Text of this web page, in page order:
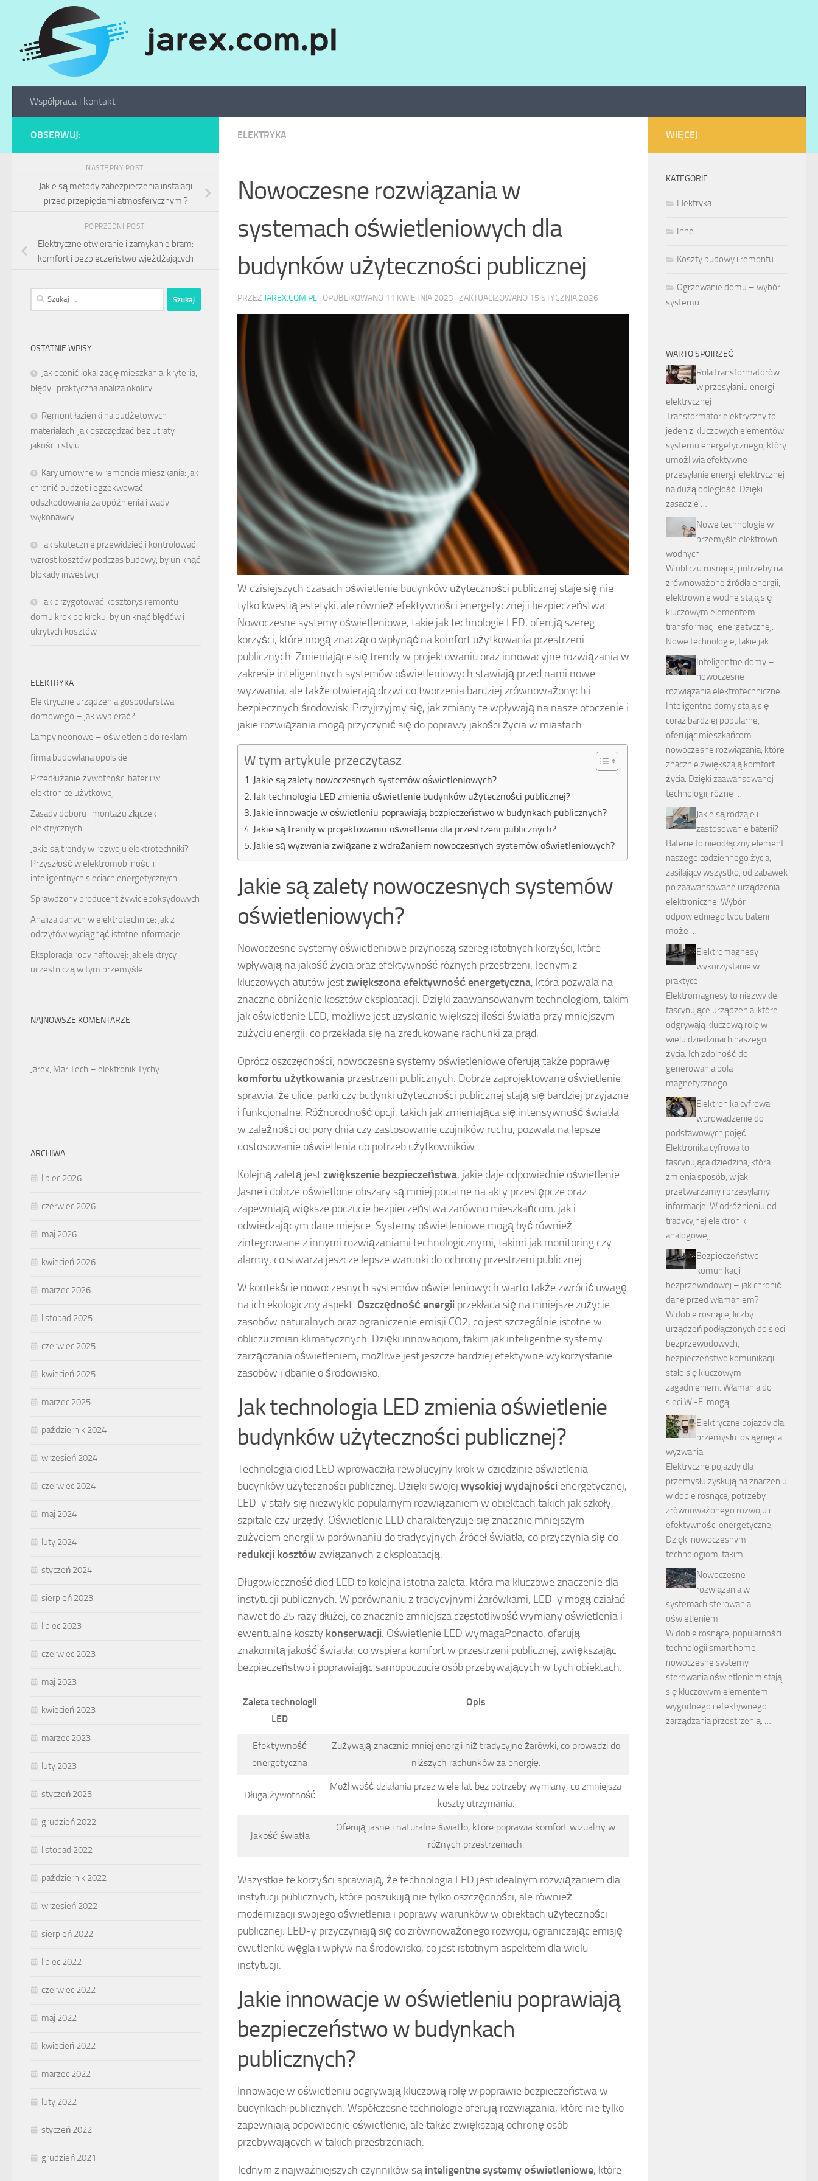
Skip to content
Współpraca i kontakt
ELEKTRYKA
Nowoczesne rozwiązania w
systemach oświetleniowych dla
budynków użyteczności publicznej
PRZEZ JAREX.COM.PL · OPUBLIKOWANO 11 KWIETNIA 2023 · ZAKTUALIZOWANO 15 STYCZNIA 2026
W dzisiejszych czasach oświetlenie budynków użyteczności publicznej staje się nie
tylko kwestią estetyki, ale również efektywności energetycznej i bezpieczeństwa.
Nowoczesne systemy oświetleniowe, takie jak technologie LED, oferują szereg
korzyści, które mogą znacząco wpłynąć na komfort użytkowania przestrzeni
publicznych. Zmieniające się trendy w projektowaniu oraz innowacyjne rozwiązania w
zakresie inteligentnych systemów oświetleniowych stawiają przed nami nowe
wyzwania, ale także otwierają drzwi do tworzenia bardziej zrównoważonych i
bezpiecznych środowisk. Przyjrzyjmy się, jak zmiany te wpływają na nasze otoczenie i
jakie rozwiązania mogą przyczynić się do poprawy jakości życia w miastach.
W tym artykule przeczytasz
Jakie są zalety nowoczesnych systemów oświetleniowych?
Jak technologia LED zmienia oświetlenie budynków użyteczności publicznej?
Jakie innowacje w oświetleniu poprawiają bezpieczeństwo w budynkach publicznych?
Jakie są trendy w projektowaniu oświetlenia dla przestrzeni publicznych?
Jakie są wyzwania związane z wdrażaniem nowoczesnych systemów oświetleniowych?
Jakie są zalety nowoczesnych systemów
oświetleniowych?
Nowoczesne systemy oświetleniowe przynoszą szereg istotnych korzyści, które
wpływają na jakość życia oraz efektywność różnych przestrzeni. Jednym z
kluczowych atutów jestzwiększona efektywność energetyczna, która pozwala na
znaczne obniżenie kosztów eksploatacji. Dzięki zaawansowanym technologiom, takim
jak oświetlenie LED, możliwe jest uzyskanie większej ilości światła przy mniejszym
zużyciu energii, co przekłada się na zredukowane rachunki za prąd.
Oprócz oszczędności, nowoczesne systemy oświetleniowe oferują także poprawę
komfortu użytkowania przestrzeni publicznych. Dobrze zaprojektowane oświetlenie
sprawia, że ulice, parki czy budynki użyteczności publicznej stają się bardziej przyjazne
i funkcjonalne. Różnorodność opcji, takich jak zmieniająca się intensywność światła
w zależności od pory dnia czy zastosowanie czujników ruchu, pozwala na lepsze
dostosowanie oświetlenia do potrzeb użytkowników.
Kolejną zaletą jestzwiększenie bezpieczeństwa, jakie daje odpowiednie oświetlenie.
Jasne i dobrze oświetlone obszary są mniej podatne na akty przestępcze oraz
zapewniają większe poczucie bezpieczeństwa zarówno mieszkańcom, jak i
odwiedzającym dane miejsce. Systemy oświetleniowe mogą być również
zintegrowane z innymi rozwiązaniami technologicznymi, takimi jak monitoring czy
alarmy, co stwarza jeszcze lepsze warunki do ochrony przestrzeni publicznej.
W kontekście nowoczesnych systemów oświetleniowych warto także zwrócić uwagę
na ich ekologiczny aspekt. Oszczędność energii przekłada się na mniejsze zużycie
zasobów naturalnych oraz ograniczenie emisji CO2, co jest szczególnie istotne w
obliczu zmian klimatycznych. Dzięki innowacjom, takim jak inteligentne systemy
zarządzania oświetleniem, możliwe jest jeszcze bardziej efektywne wykorzystanie
zasobów i dbanie o środowisko.
Jak technologia LED zmienia oświetlenie
budynków użyteczności publicznej?
Technologia diod LED wprowadziła rewolucyjny krok w dziedzinie oświetlenia
budynków użyteczności publicznej. Dzięki swojej wysokiej wydajności energetycznej,
LED-y stały się niezwykle popularnym rozwiązaniem w obiektach takich jak szkoły,
szpitale czy urzędy. Oświetlenie LED charakteryzuje się znacznie mniejszym
zużyciem energii w porównaniu do tradycyjnych źródeł światła, co przyczynia się do
redukcji kosztówzwiązanych z eksploatacją.
Długowieczność diod LED to kolejna istotna zaleta, która ma kluczowe znaczenie dla
instytucji publicznych. W porównaniu z tradycyjnymi żarówkami, LED-y mogą działać
nawet do 25 razy dłużej, co znacznie zmniejsza częstotliwość wymiany oświetlenia i
ewentualne koszty konserwacji. Oświetlenie LED wymagaPonadto, oferują
znakomitą jakość światła, co wspiera komfort w przestrzeni publicznej, zwiększając
bezpieczeństwo i poprawiając samopoczucie osób przebywających w tych obiektach.
Zaleta technologii
LED
Opis
Efektywność
energetyczna
Zużywają znacznie mniej energii niż tradycyjne żarówki, co prowadzi do
niższych rachunków za energię.
Długa żywotność
Możliwość działania przez wiele lat bez potrzeby wymiany, co zmniejsza
koszty utrzymania.
Jakość światła
Oferują jasne i naturalne światło, które poprawia komfort wizualny w
różnych przestrzeniach.
Wszystkie te korzyści sprawiają, że technologia LED jest idealnym rozwiązaniem dla
instytucji publicznych, które poszukują nie tylko oszczędności, ale również
modernizacji swojego oświetlenia i poprawy warunków w obiektach użyteczności
publicznej. LED-y przyczyniają się do zrównoważonego rozwoju, ograniczając emisję
dwutlenku węgla i wpływ na środowisko, co jest istotnym aspektem dla wielu
instytucji.
Jakie innowacje w oświetleniu poprawiają
bezpieczeństwo w budynkach
publicznych?
Innowacje w oświetleniu odgrywają kluczową rolę w poprawie bezpieczeństwa w
budynkach publicznych. Współczesne technologie oferują rozwiązania, które nie tylko
zapewniają odpowiednie oświetlenie, ale także zwiększają ochronę osób
przebywających w takich przestrzeniach.
Jednym z najważniejszych czynników są inteligentne systemy oświetleniowe, które
OBSERWUJ:
NASTĘPNY POST
Jakie są metody zabezpieczenia instalacji
przed przepięciami atmosferycznymi?
POPRZEDNI POST
Elektryczne otwieranie i zamykanie bram:
komfort i bezpieczeństwo wjeżdżających
Szukaj:
OSTATNIE WPISY
Jak ocenić lokalizację mieszkania: kryteria,
błędy i praktyczna analiza okolicy
Remont łazienki na budżetowych
materiałach: jak oszczędzać bez utraty
jakości i stylu
Kary umowne w remoncie mieszkania: jak
chronić budżet i egzekwować
odszkodowania za opóźnienia i wady
wykonawcy
Jak skutecznie przewidzieć i kontrolować
wzrost kosztów podczas budowy, by uniknąć
blokady inwestycji
Jak przygotować kosztorys remontu
domu krok po kroku, by uniknąć błędów i
ukrytych kosztów
ELEKTRYKA
Elektryczne urządzenia gospodarstwa
domowego – jak wybierać?
Lampy neonowe – oświetlenie do reklam
firma budowlana opolskie
Przedłużanie żywotności baterii w
elektronice użytkowej
Zasady doboru i montażu złączek
elektrycznych
Jakie są trendy w rozwoju elektrotechniki?
Przyszłość w elektromobilności i
inteligentnych sieciach energetycznych
Sprawdzony producent żywic epoksydowych
Analiza danych w elektrotechnice: jak z
odczytów wyciągnąć istotne informacje
Eksploracja ropy naftowej: jak elektrycy
uczestniczą w tym przemyśle
NAJNOWSZE KOMENTARZE
Jarex, Mar Tech – elektronik Tychy
ARCHIWA
lipiec 2026
czerwiec 2026
maj 2026
kwiecień 2026
marzec 2026
listopad 2025
czerwiec 2025
kwiecień 2025
marzec 2025
październik 2024
wrzesień 2024
czerwiec 2024
maj 2024
luty 2024
styczeń 2024
sierpień 2023
lipiec 2023
czerwiec 2023
maj 2023
kwiecień 2023
marzec 2023
luty 2023
styczeń 2023
grudzień 2022
listopad 2022
październik 2022
wrzesień 2022
sierpień 2022
lipiec 2022
czerwiec 2022
maj 2022
kwiecień 2022
marzec 2022
luty 2022
styczeń 2022
grudzień 2021
WIĘCEJ
KATEGORIE
Elektryka
Inne
Koszty budowy i remontu
Ogrzewanie domu – wybór
systemu
WARTO SPOJRZEĆ
Rola transformatorów
w przesyłaniu energii
elektrycznej
Transformator elektryczny to
jeden z kluczowych elementów
systemu energetycznego, który
umożliwia efektywne
przesyłanie energii elektrycznej
na dużą odległość. Dzięki
zasadzie …
Nowe technologie w
przemyśle elektrowni
wodnych
W obliczu rosnącej potrzeby na
zrównoważone źródła energii,
elektrownie wodne stają się
kluczowym elementem
transformacji energetycznej.
Nowe technologie, takie jak …
Inteligentne domy –
nowoczesne
rozwiązania elektrotechniczne
Inteligentne domy stają się
coraz bardziej popularne,
oferując mieszkańcom
nowoczesne rozwiązania, które
znacznie zwiększają komfort
życia. Dzięki zaawansowanej
technologii, różne …
Jakie są rodzaje i
zastosowanie baterii?
Baterie to nieodłączny element
naszego codziennego życia,
zasilający wszystko, od zabawek
po zaawansowane urządzenia
elektroniczne. Wybór
odpowiedniego typu baterii
może …
Elektromagnesy –
wykorzystanie w
praktyce
Elektromagnesy to niezwykle
fascynujące urządzenia, które
odgrywają kluczową rolę w
wielu dziedzinach naszego
życia. Ich zdolność do
generowania pola
magnetycznego …
Elektronika cyfrowa –
wprowadzenie do
podstawowych pojęć
Elektronika cyfrowa to
fascynująca dziedzina, która
zmienia sposób, w jaki
przetwarzamy i przesyłamy
informacje. W odróżnieniu od
tradycyjnej elektroniki
analogowej, …
Bezpieczeństwo
komunikacji
bezprzewodowej – jak chronić
dane przed włamaniem?
W dobie rosnącej liczby
urządzeń podłączonych do sieci
bezprzewodowych,
bezpieczeństwo komunikacji
stało się kluczowym
zagadnieniem. Włamania do
sieci Wi-Fi mogą …
Elektryczne pojazdy dla
przemysłu: osiągnięcia i
wyzwania
Elektryczne pojazdy dla
przemysłu zyskują na znaczeniu
w dobie rosnącej potrzeby
zrównoważonego rozwoju i
efektywności energetycznej.
Dzięki nowoczesnym
technologiom, takim …
Nowoczesne
rozwiązania w
systemach sterowania
oświetleniem
W dobie rosnącej popularności
technologii smart home,
nowoczesne systemy
sterowania oświetleniem stają
się kluczowym elementem
wygodnego i efektywnego
zarządzania przestrzenią. …